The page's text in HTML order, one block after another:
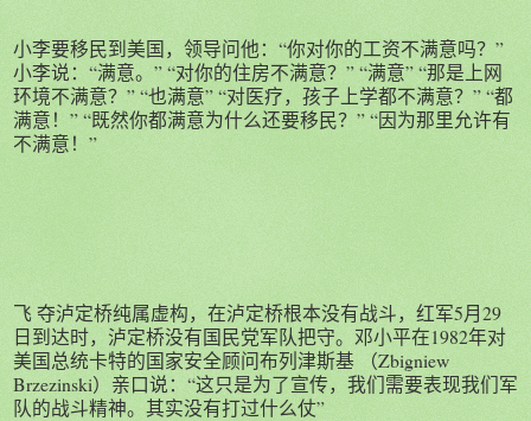
小李要移民到美国，领导问他：“你对你的工资不满意吗？”
小李说：“满意。” “对你的住房不满意？” “满意” “那是上网
环境不满意？” “也满意” “对医疗，孩子上学都不满意？” “都
满意！” “既然你都满意为什么还要移民？” “因为那里允许有
不满意！”
飞 夺泸定桥纯属虚构，在泸定桥根本没有战斗，红军5月29
日到达时，泸定桥没有国民党军队把守。邓小平在1982年对
美国总统卡特的国家安全顾问布列津斯基 （Zbigniew
Brzezinski）亲口说：“这只是为了宣传，我们需要表现我们军
队的战斗精神。其实没有打过什么仗”